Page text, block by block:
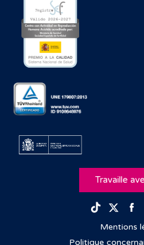
Travaille
TikTok
Mentions
Politique